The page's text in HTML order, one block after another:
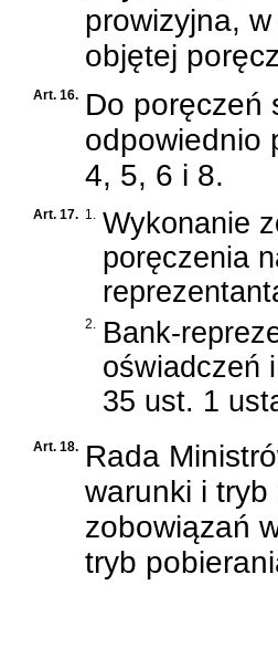
prowizyjna,
objętej
Art. 16. Do poręczeń
odpowiednio
4, 5, 6 i 8.
Art. 17. 1.
Wykonanie
poręczenia
2.
Bank-
oświadczeń
35 ust. 1
Art. 18. Rada
warunki i
zobowiązań
tryb